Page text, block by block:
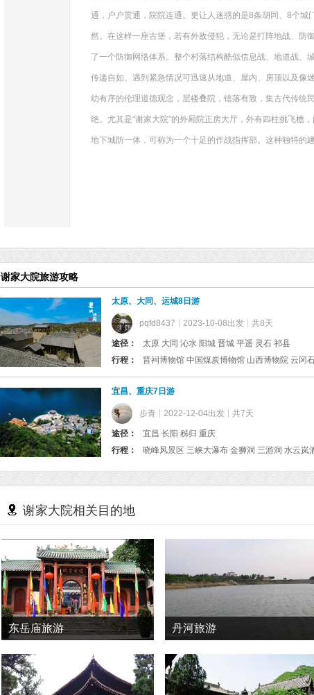
通，户户贯通，院院连通。更让人迷惑的是8条胡同、8个
然。在这样一座古堡，若有外敌侵犯，无论是打阵地战、防
了一个防御网络体系。整个村落结构酷似信息战、地道战、
传递自如。遇到紧急情况可迅速从地道、屋内、房顶以及像
幼有序的伦理道德观念，层楼叠院，错落有致，集古代传统
绝。尤其是“谢家大院”的外厢院正房大厅，外有四柱挑飞檐
地下城防一体，可称为一个十足的作战指挥部。这种独特的
谢家大院旅游攻略
太原、大同、运城8日游
pqfd8437 2023-10-08出发 共8天
途径：
太原 大同 沁水 阳城 晋城 平遥 灵石 祁县
行程：
宜昌、重庆7日游
步青 2022-12-04出发 共7天
途径：
宜昌 长阳 秭归 重庆
行程：
谢家大院相关目的地
东岳庙旅游 丹河旅游